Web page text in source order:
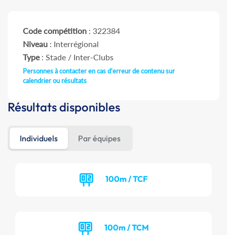
Code compétition : 322384
Niveau : Interrégional
Type: Stade / Inter-Clubs
Personnes à contacter en cas d'erreur de contenu sur
calendrier ou résultats
Résultats disponibles
Individuels Par équipes
100m / TCF
100m / TCM